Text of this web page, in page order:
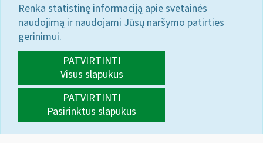
Renka statistinę informaciją apie svetainės
naudojimą ir naudojami Jūsų naršymo patirties
gerinimui.
PATVIRTINTI
Visus slapukus
PATVIRTINTI
Pasirinktus slapukus